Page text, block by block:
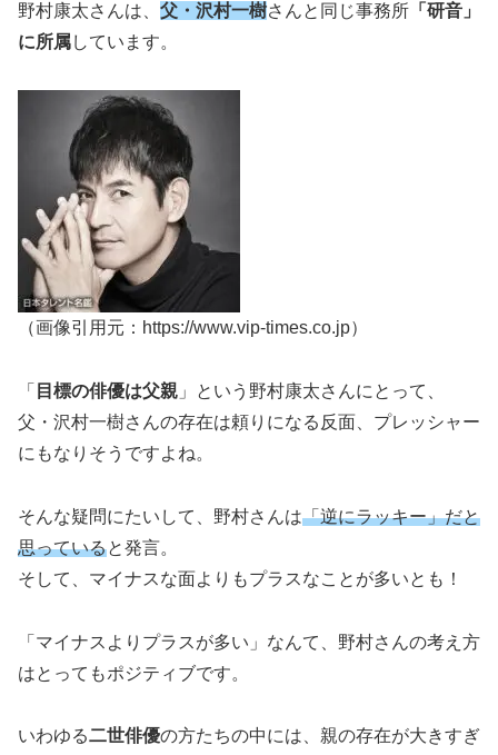
野村康太さんは、 父・沢村一樹さんと同じ事務所 「研音」
に所属しています。
（画像引用元：https://www.vip-times.co.jp）
「 目標の俳優は父親 」という野村康太さんにとって、
父・沢村一樹さんの存在は頼りになる反面、プレッシャー
にもなりそうですよね。
そんな疑問にたいして、野村さんは「逆にラッキー」だと
思っていると発言。
そして、マイナスな面よりもプラスなことが多いとも！
「マイナスよりプラスが多い」なんて、野村さんの考え方
はとってもポジティブです。
いわゆる二世俳優の方たちの中には、親の存在が大きすぎ